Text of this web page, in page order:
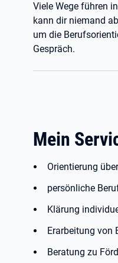
Viele Wege führen
kann dir niemand
um die
Gespräch.
Mein
Orientierung
persönliche
Klärung
Erarbeitung von
Beratung zu